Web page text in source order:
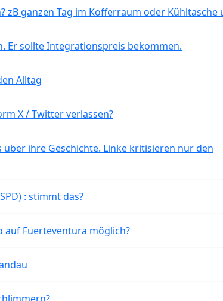
zB ganzen Tag im Kofferraum oder Kühltasche
Er sollte Integrationspreis bekommen.
Alltag
X / Twitter verlassen?
ihre Geschichte. Linke kritisieren nur den
: stimmt das?
auf Fuerteventura möglich?